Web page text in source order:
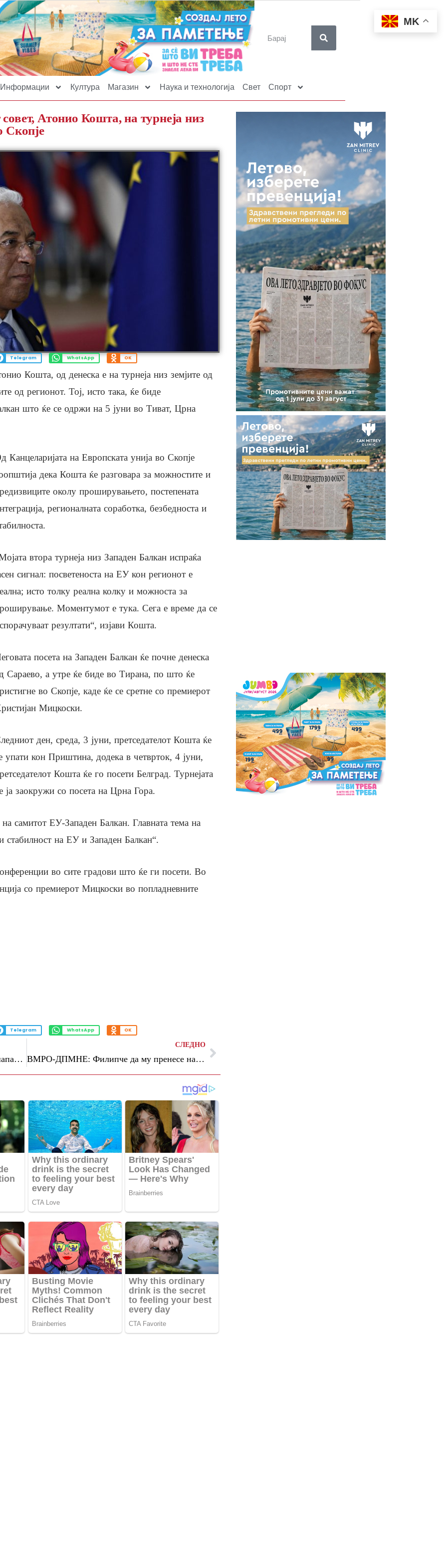
Информации Култура Магазин Наука и технологија Свет Спорт
Атонио Кошта, на турнеја низ
Скопје
Telegram WhatsApp OK
Кошта, од денеска е на турнеја низ земјите од
од регионот. Тој, исто така, ќе биде
што ќе се одржи на 5 јуни во Тиват, Црна
Канцеларијата на Европската унија во Скопје
дека Кошта ќе разговара за можностите и
околу проширувањето, постепената
регионалната соработка, безбедноста и
втора турнеја низ Западен Балкан испраќа
сигнал: посветеноста на ЕУ кон регионот е
исто толку реална колку и можноста за
Моментумот е тука. Сега е време да се
резултати“, изјави Кошта.
посета на Западен Балкан ќе почне денеска
Сараево, а утре ќе биде во Тирана, по што ќе
во Скопје, каде ќе се сретне со премиерот
Мицкоски.
ден, среда, 3 јуни, претседателот Кошта ќе
упати кон Приштина, додека в четврток, 4 јуни,
Кошта ќе го посети Белград. Турнејата
ја заокружи со посета на Црна Гора.
самитот ЕУ-Западен Балкан. Главната тема на
стабилност на ЕУ и Западен Балкан“.
во сите градови што ќе ги посети. Во
со премиерот Мицкоски во попладневните
Telegram WhatsApp OK
Иран се заканува: Ако САД повторно нападнат, нашиот одговор ќе биде сосема поинаков
СЛЕДНО
ВМРО-ДПМНЕ: Филипче да му пренесе на Радев – без гаранции и без испорака од Бугарија, уставни измени нема да има
MK